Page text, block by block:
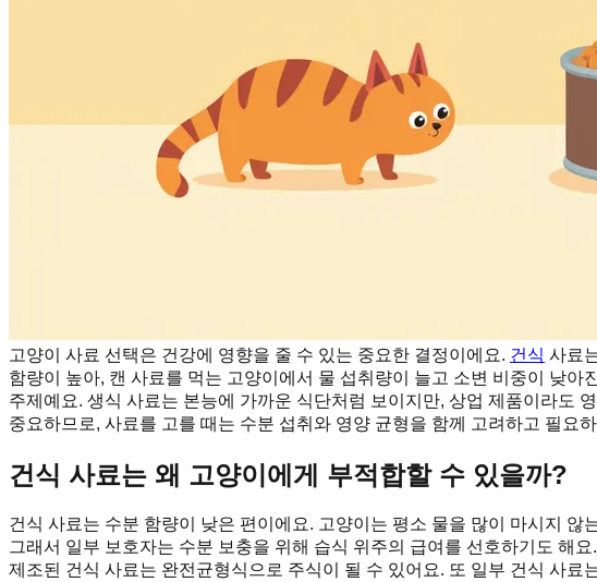
고양이 사료 선택은 건강에 영향을 줄 수 있는 중요한 결정이에요. 건식 사료
함량이 높아, 캔 사료를 먹는 고양이에서 물 섭취량이 늘고 소변 비중이 낮
주제예요. 생식 사료는 본능에 가까운 식단처럼 보이지만, 상업 제품이라도
중요하므로, 사료를 고를 때는 수분 섭취와 영양 균형을 함께 고려하고 필요
건식 사료는 왜 고양이에게 부적합할 수 있을까?
건식 사료는 수분 함량이 낮은 편이에요. 고양이는 평소 물을 많이 마시지
그래서 일부 보호자는 수분 보충을 위해 습식 위주의 급여를 선호하기도 해
제조된 건식 사료는 완전균형식으로 주식이 될 수 있어요. 또 일부 건식 사